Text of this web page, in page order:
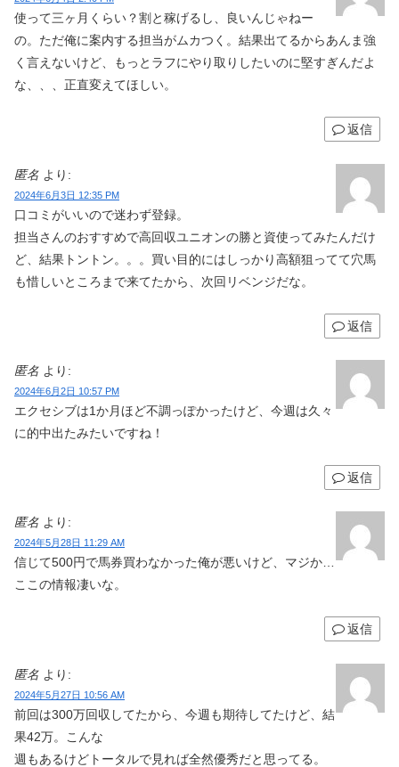
使って三ヶ月くらい？割と稼げるし、良いんじゃねー
の。ただ俺に案内する担当がムカつく。結果出てるからあんま強
く言えないけど、もっとラフにやり取りしたいのに堅すぎんだよ
な、、、正直変えてほしい。
返信
匿名 より:
2024年6月3日 12:35 PM
口コミがいいので迷わず登録。
担当さんのおすすめで高回収ユニオンの勝と資使ってみたんだけ
ど、結果トントン。。。買い目的にはしっかり高額狙ってて穴馬
も惜しいところまで来てたから、次回リベンジだな。
返信
匿名 より:
2024年6月2日 10:57 PM
エクセシブは1か月ほど不調っぽかったけど、今週は久々
に的中出たみたいですね！
返信
匿名 より:
2024年5月28日 11:29 AM
信じて500円で馬券買わなかった俺が悪いけど、マジか…
ここの情報凄いな。
返信
匿名 より:
2024年5月27日 10:56 AM
前回は300万回収してたから、今週も期待してたけど、結
果42万。こんな
週もあるけどトータルで見れば全然優秀だと思ってる。